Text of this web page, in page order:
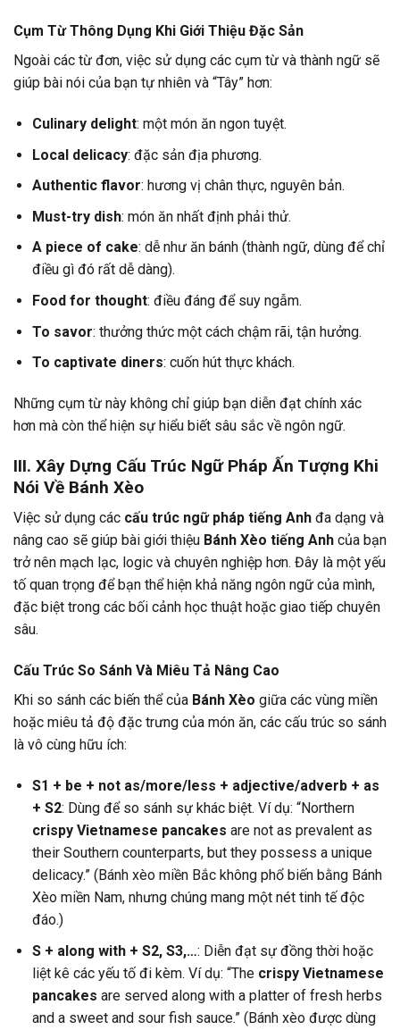
Cụm Từ Thông Dụng Khi Giới Thiệu Đặc Sản
Ngoài các từ đơn, việc sử dụng các cụm từ và thành ngữ sẽ
giúp bài nói của bạn tự nhiên và “Tây” hơn:
Culinary delight: một món ăn ngon tuyệt.
Local delicacy: đặc sản địa phương.
Authentic flavor: hương vị chân thực, nguyên bản.
Must-try dish: món ăn nhất định phải thử.
A piece of cake: dễ như ăn bánh (thành ngữ, dùng để chỉ
điều gì đó rất dễ dàng).
Food for thought: điều đáng để suy ngẫm.
To savor: thưởng thức một cách chậm rãi, tận hưởng.
To captivate diners: cuốn hút thực khách.
Những cụm từ này không chỉ giúp bạn diễn đạt chính xác
hơn mà còn thể hiện sự hiểu biết sâu sắc về ngôn ngữ.
III. Xây Dựng Cấu Trúc Ngữ Pháp Ấn Tượng Khi
Nói Về Bánh Xèo
Việc sử dụng các cấu trúc ngữ pháp tiếng Anh đa dạng và
nâng cao sẽ giúp bài giới thiệu Bánh Xèo tiếng Anh của bạn
trở nên mạch lạc, logic và chuyên nghiệp hơn. Đây là một yếu
tố quan trọng để bạn thể hiện khả năng ngôn ngữ của mình,
đặc biệt trong các bối cảnh học thuật hoặc giao tiếp chuyên
sâu.
Cấu Trúc So Sánh Và Miêu Tả Nâng Cao
Khi so sánh các biến thể của Bánh Xèo giữa các vùng miền
hoặc miêu tả độ đặc trưng của món ăn, các cấu trúc so sánh
là vô cùng hữu ích:
S1 + be + not as/more/less + adjective/adverb + as
+ S2: Dùng để so sánh sự khác biệt. Ví dụ: “Northern
crispy Vietnamese pancakes are not as prevalent as
their Southern counterparts, but they possess a unique
delicacy.” (Bánh xèo miền Bắc không phổ biến bằng Bánh
Xèo miền Nam, nhưng chúng mang một nét tinh tế độc
đáo.)
S + along with + S2, S3,…: Diễn đạt sự đồng thời hoặc
liệt kê các yếu tố đi kèm. Ví dụ: “The crispy Vietnamese
pancakes are served along with a platter of fresh herbs
and a sweet and sour fish sauce.” (Bánh xèo được dùng